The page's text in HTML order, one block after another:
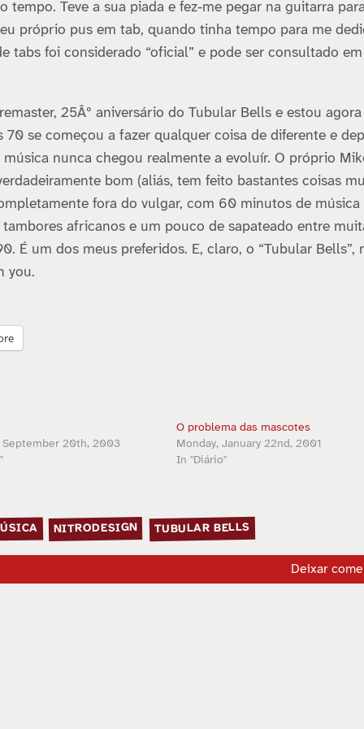
Teve a sua piada e fez-me pegar na guitarra
próprio pus em tab, quando tinha tempo para me
tabs foi considerado “oficial” e pode ser consultado em
25Âº aniversário do Tubular Bells e estou agora
se começou a fazer qualquer coisa de diferente e
nunca chegou realmente a evoluí­r. O próprio
bom (aliás, tem feito bastantes coisas
fora do vulgar, com 60 minutos de música
africanos e um pouco de sapateado entre
É um dos meus preferidos. E, claro, o “Tubular Bells”,
you.
September 20th, 2003
O problema das mascotes
Monday, January 22nd, 2001
In "Diário"
NITRODESIGN TUBULAR BELLS
Deixar